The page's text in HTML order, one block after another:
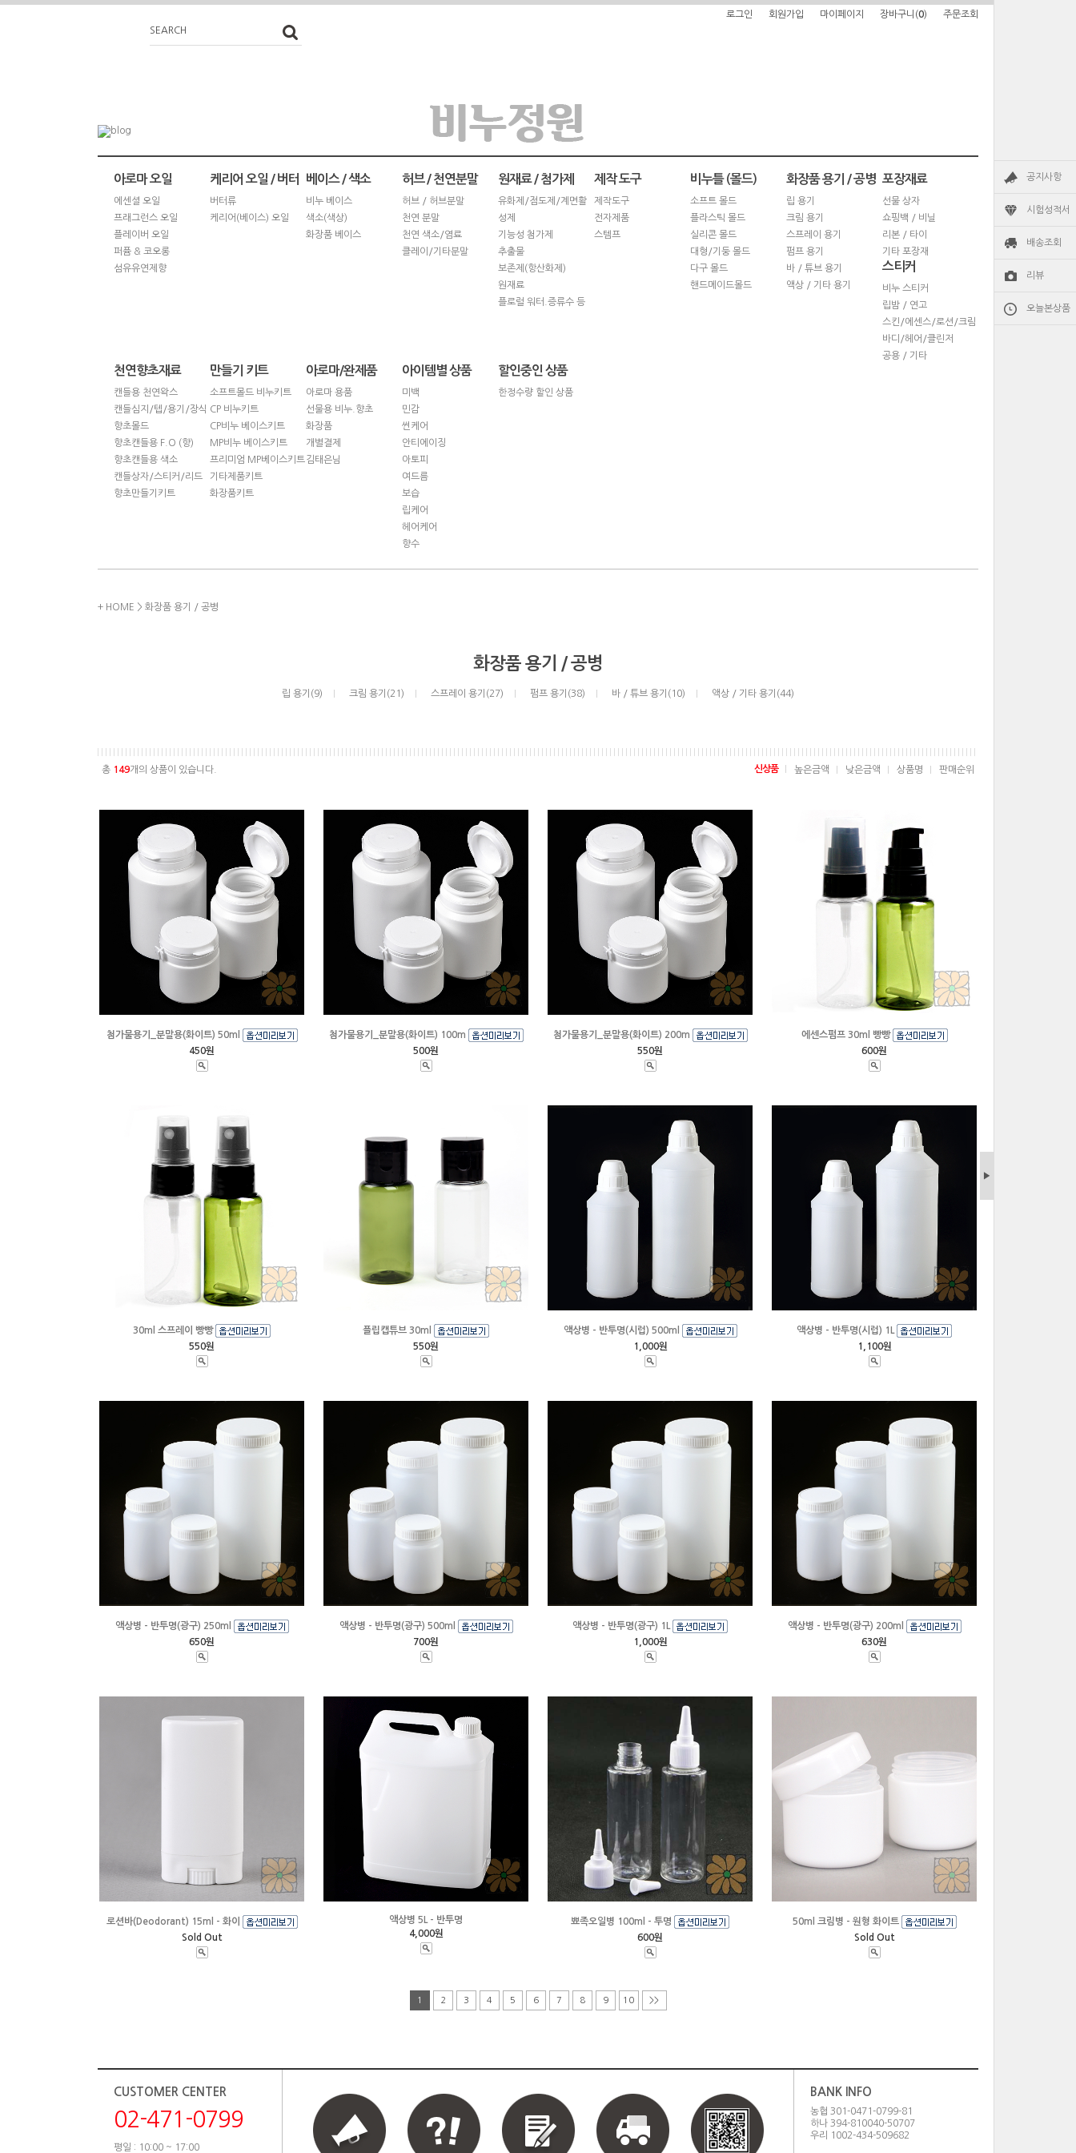
▶
공지사항
시험성적서
배송조회
리뷰
오늘본상품
SEARCH
로그인 회원가입 마이페이지 장바구니(0) 주문조회
아로마 오일
에센셜 오일
프래그런스 오일
플레이버 오일
퍼퓸 & 코오롱
섬유유연제향
케리어 오일 / 버터
버터류
케리어(베이스) 오일
베이스 / 색소
비누 베이스
색소(색상)
화장품 베이스
허브 / 천연분말
허브 / 허브분말
천연 분말
천연 색소/염료
클레이/기타분말
원재료 / 첨가제
유화제/점도제/계면활
성제
기능성 첨가제
추출물
보존제(항산화제)
원재료
플로럴 워터.증류수 등
제작 도구
제작도구
전자제품
스템프
비누틀 (몰드)
소프트 몰드
플라스틱 몰드
실리콘 몰드
대형/기둥 몰드
다구 몰드
핸드메이드몰드
화장품 용기 / 공병
립 용기
크림 용기
스프레이 용기
펌프 용기
바 / 튜브 용기
액상 / 기타 용기
포장재료
선물 상자
쇼핑백 / 비닐
리본 / 타이
기타 포장재
스티커
비누 스티커
립밤 / 연고
스킨/에센스/로션/크림
바디/헤어/클린저
공용 / 기타
천연향초재료
캔들용 천연왁스
캔들심지/텝/용기/장식
향초몰드
향초캔들용 F.O (향)
향초캔들용 색소
캔들상자/스티커/리드
향초만들기키트
만들기 키트
소프트몰드 비누키트
CP 비누키트
CP비누 베이스키트
MP비누 베이스키트
프리미엄 MP베이스키트
기타제품키트
화장품키트
아로마/완제품
아로마 용품
선물용 비누.향초
화장품
개별결제
김태은님
아이템별 상품
미백
민감
썬케어
안티에이징
아토피
여드름
보습
립케어
헤어케어
향수
할인중인 상품
한정수량 할인 상품
+ HOME > 화장품 용기 / 공병
화장품 용기 / 공병
립 용기(9) 크림 용기(21) 스프레이 용기(27) 펌프 용기(38) 바 / 튜브 용기(10) 액상 / 기타 용기(44)
총 149개의 상품이 있습니다. 신상품 높은금액 낮은금액 상품명 판매순위
첨가물용기_분말용(화이트) 50ml
450원
첨가물용기_분말용(화이트) 100m
500원
첨가물용기_분말용(화이트) 200m
550원
에센스펌프 30ml 빵빵
600원
30ml 스프레이 빵빵
550원
플립캡튜브 30ml
550원
액상병 - 반투명(시럽) 500ml
1,000원
액상병 - 반투명(시럽) 1L
1,100원
액상병 - 반투명(광구) 250ml
650원
액상병 - 반투명(광구) 500ml
700원
액상병 - 반투명(광구) 1L
1,000원
액상병 - 반투명(광구) 200ml
630원
로션바(Deodorant) 15ml - 화이
Sold Out
액상병 5L - 반투명
4,000원
뾰족오일병 100ml - 투명
600원
50ml 크림병 - 원형 화이트
Sold Out
1 2 3 4 5 6 7 8 9 10 >>
CUSTOMER CENTER
02-471-0799
평일 : 10:00 ~ 17:00
BANK INFO
농협 301-0471-0799-81
하나 394-810040-50707
우리 1002-434-509682